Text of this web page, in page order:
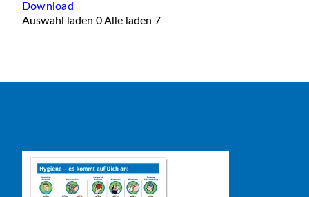
Download
Auswahl laden 0Alle laden 7